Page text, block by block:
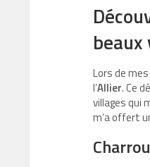
beaux
Lors de
l’Allier. Ce
villages qui
m’a offert